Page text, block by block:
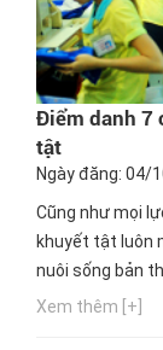
Điểm danh 7
tật
Ngày đăng: 04/
Cũng như mọi
khuyết tật luôn
nuôi sống bản
một nghề thích
Xem thêm [+]